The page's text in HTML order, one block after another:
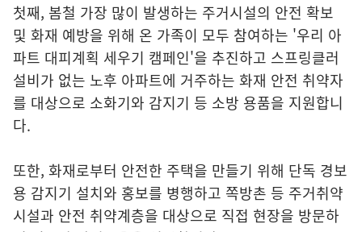
첫째, 봄철 가장 많이 발생하는 주거시설의 안전 확보
및 화재 예방을 위해 온 가족이 모두 참여하는 '우리 아
파트 대피계획 세우기 캠페인'을 추진하고 스프링클러
설비가 없는 노후 아파트에 거주하는 화재 안전 취약자
를 대상으로 소화기와 감지기 등 소방 용품을 지원합니
다.
또한, 화재로부터 안전한 주택을 만들기 위해 단독 경보
용 감지기 설치와 홍보를 병행하고 쪽방촌 등 주거취약
시설과 안전 취약계층을 대상으로 직접 현장을 방문하